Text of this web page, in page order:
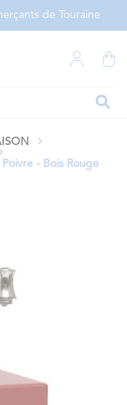
de Touraine
- Bois Rouge